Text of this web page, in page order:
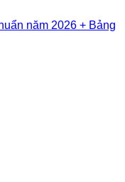
năm 2026 + Bảng